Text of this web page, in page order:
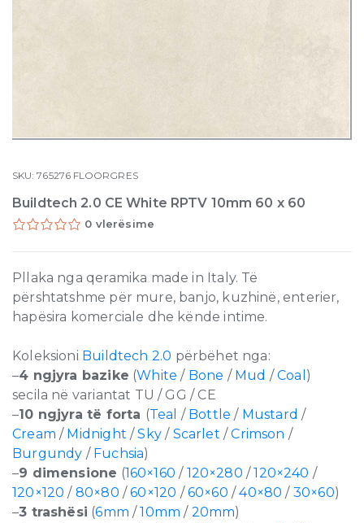
SKU:765276 FLOORGRES
Buildtech 2.0 CE White RPTV 10mm 60 x 60
0 vlerësime
Pllaka nga qeramika made in Italy. Të
përshtatshme për mure, banjo, kuzhinë, enterier,
hapësira komerciale dhe kënde intime.
Koleksioni Buildtech 2.0 përbëhet nga:
–4 ngjyra bazike (White / Bone / Mud /Coal )
secila në variantat TU / GG / CE
–10 ngjyra të forta (Teal / Bottle / Mustard /
Cream / Midnight /Sky / Scarlet /Crimson /
Burgundy / Fuchsia)
–9 dimensione (160×160 / 120×280 /120×240 /
120×120 / 80×80 /60×120 /60×60 /40×80 / 30×60)
–3 trashësi (6mm /10mm / 20mm)